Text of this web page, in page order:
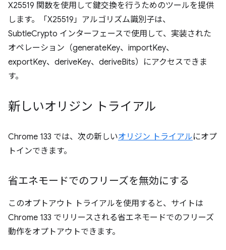
X25519 関数を使用して鍵交換を行うためのツールを提供
します。「X25519」アルゴリズム識別子は、
SubtleCrypto インターフェースで使用して、実装された
オペレーション（generateKey、importKey、
exportKey、deriveKey、deriveBits）にアクセスできま
す。
新しいオリジン トライアル
Chrome 133 では、次の新しいオリジン トライアルにオプ
トインできます。
省エネモードでのフリーズを無効にする
このオプトアウト トライアルを使用すると、サイトは
Chrome 133 でリリースされる省エネモードでのフリーズ
動作をオプトアウトできます。